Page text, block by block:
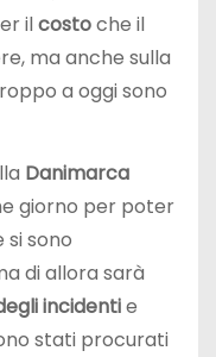
ilcostoche il
ma anche sulla
a oggi sono
Danimarca
giorno per poter
sono
di allora sarà
incidentie
stati procurati